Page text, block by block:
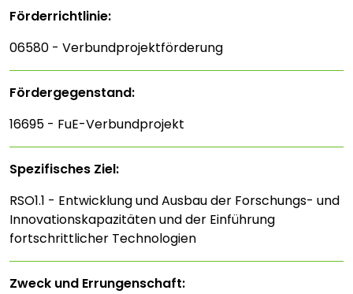
Förderrichtlinie:
06580 - Verbundprojektförderung
Fördergegenstand:
16695 - FuE-Verbundprojekt
Spezifisches Ziel:
RSO1.1 - Entwicklung und Ausbau der Forschungs- und
Innovationskapazitäten und der Einführung
fortschrittlicher Technologien
Zweck und Errungenschaft: